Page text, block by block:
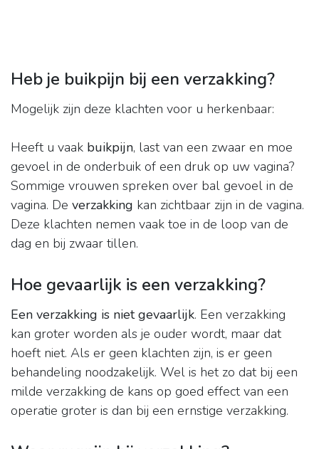
Heb je buikpijn bij een verzakking?
Mogelijk zijn deze klachten voor u herkenbaar:
Heeft u vaak buikpijn, last van een zwaar en moe
gevoel in de onderbuik of een druk op uw vagina?
Sommige vrouwen spreken over bal gevoel in de
vagina. De verzakking kan zichtbaar zijn in de vagina.
Deze klachten nemen vaak toe in de loop van de
dag en bij zwaar tillen.
Hoe gevaarlijk is een verzakking?
Een verzakking is niet gevaarlijk. Een verzakking
kan groter worden als je ouder wordt, maar dat
hoeft niet. Als er geen klachten zijn, is er geen
behandeling noodzakelijk. Wel is het zo dat bij een
milde verzakking de kans op goed effect van een
operatie groter is dan bij een ernstige verzakking.